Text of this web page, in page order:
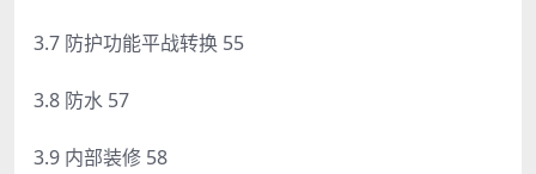
3.7 防护功能平战转换 55
3.8 防水 57
3.9 内部装修 58